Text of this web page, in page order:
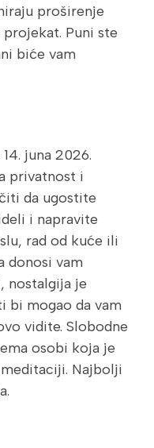
proširenje
Puni ste
biće vam
juna 2026.
privatnost i
da ugostite
i napravite
rad od kuće ili
donosi vam
nostalgija je
bi mogao da vam
vidite. Slobodne
osobi koja je
Najbolji